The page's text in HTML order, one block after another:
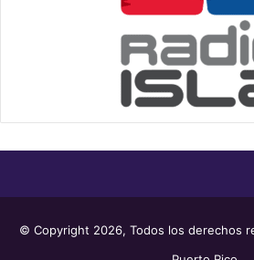
© Copyright 2026, Todos los derechos